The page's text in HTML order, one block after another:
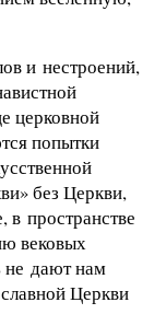
и нестроений,
церковной
попытки
без Церкви,
в пространстве
вековых
не дают нам
Церкви